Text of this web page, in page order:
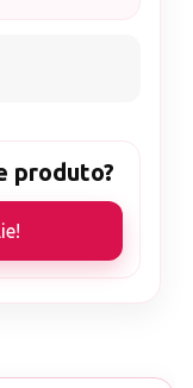
produto?